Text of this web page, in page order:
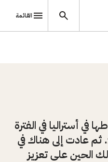
القائمة
في أستراليا في الفترة
من عام 1941 إلى 1947. ثم عادت إلى هناك في
ذلك الحين على تعزيز